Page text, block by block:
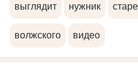
выглядит нужник
волжского видео